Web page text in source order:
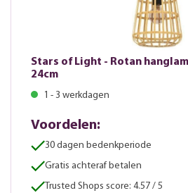
Stars of Light - Rotan
24cm
1 - 3 werkdagen
Voordelen:
30 dagen bedenkperiode
Gratis achteraf betalen
Trusted Shops score: 4.57 / 5